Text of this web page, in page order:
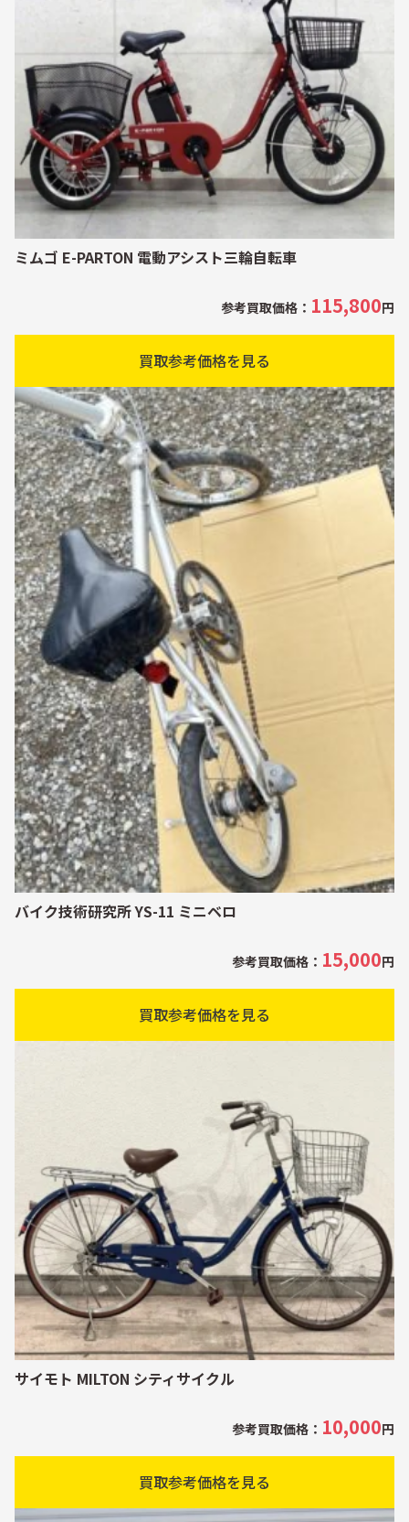
ミムゴ E-PARTON 電動アシスト三輪自転車
参考買取価格： 115,800円
買取参考価格を見る
バイク技術研究所 YS-11 ミニベロ
参考買取価格： 15,000円
買取参考価格を見る
サイモト MILTON シティサイクル
参考買取価格： 10,000円
買取参考価格を見る